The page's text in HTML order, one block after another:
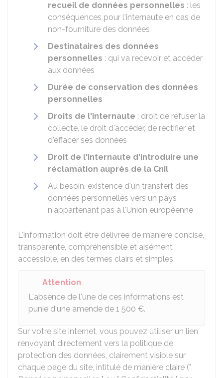
recueil de données personnelles : les
conséquences pour l'internaute en cas de
non-fourniture des données
Destinataires des données
personnelles : qui va recevoir et accéder
aux données
Durée de conservation des données
personnelles
Droits de l'internaute : droit de refuser la
collecte, le droit d'accéder, de rectifier et
d'effacer ses données
Droit de l'internaute d'introduire une
réclamation auprès de la Cnil
Au besoin, existence d'un transfert des
données personnelles vers un pays
n'appartenant pas à l'Union européenne
L'information doit être délivrée de manière concise,
transparente, compréhensible et aisément
accessible, en des termes clairs et simples.
Attention
L'absence de l'une de ces informations est
punie d'une amende de 1 500 €.
Sur votre site internet, vous pouvez utiliser un lien
renvoyant directement vers la politique de
protection des données, clairement visible sur
chaque page du site, intitulé de manière claire ("